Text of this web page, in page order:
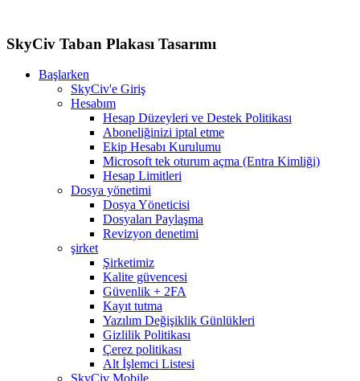
SkyCiv Taban Plakası Tasarımı
Başlarken
SkyCiv'e Giriş
Hesabım
Hesap Düzeyleri ve Destek Politikası
Aboneliğinizi iptal etme
Ekip Hesabı Kurulumu
Microsoft tek oturum açma (Entra Kimliği)
Hesap Limitleri
Dosya yönetimi
Dosya Yöneticisi
Dosyaları Paylaşma
Revizyon denetimi
şirket
Şirketimiz
Kalite güvencesi
Güvenlik + 2FA
Kayıt tutma
Yazılım Değişiklik Günlükleri
Gizlilik Politikası
Çerez politikası
Alt İşlemci Listesi